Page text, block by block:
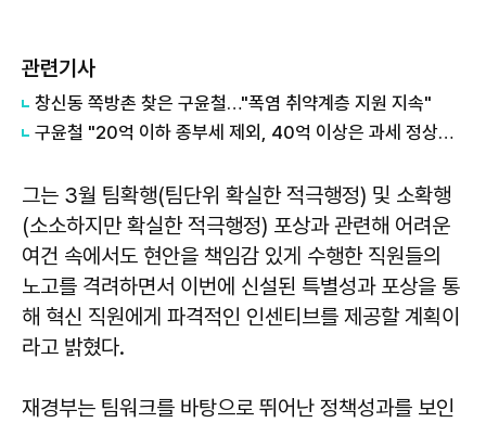
관련기사
창신동 쪽방촌 찾은 구윤철…"폭염 취약계층 지원 지속"
구윤철 "20억 이하 종부세 제외, 40억 이상은 과세 정상화"…부동산 세제 대전환" 外
그는 3월 팀확행(팀단위 확실한 적극행정) 및 소확행
(소소하지만 확실한 적극행정) 포상과 관련해 어려운
여건 속에서도 현안을 책임감 있게 수행한 직원들의
노고를 격려하면서 이번에 신설된 특별성과 포상을 통
해 혁신 직원에게 파격적인 인센티브를 제공할 계획이
라고 밝혔다.
재경부는 팀워크를 바탕으로 뛰어난 정책성과를 보인